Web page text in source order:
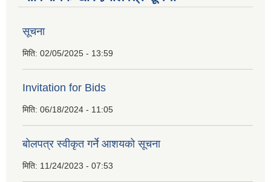
सूचना
मिति: 02/05/2025 - 13:59
Invitation for Bids
मिति: 06/18/2024 - 11:05
बोलपत्र स्वीकृत गर्ने आशयको सूचना
मिति: 11/24/2023 - 07:53